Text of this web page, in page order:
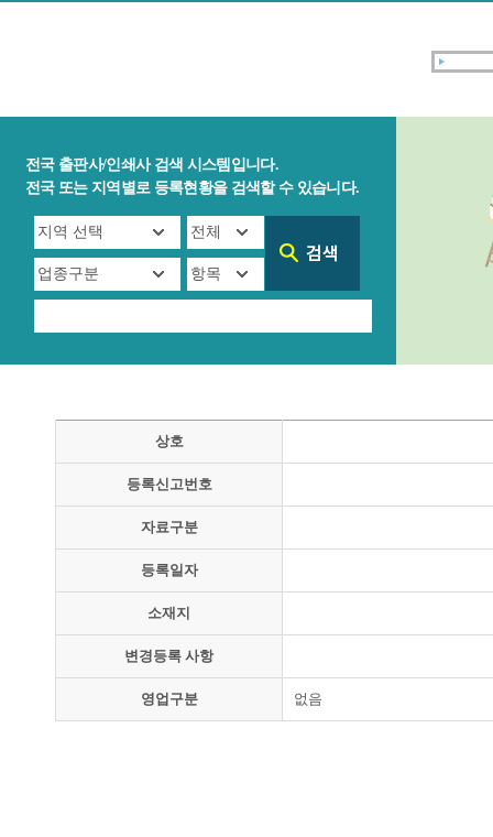
전국 출판사/인쇄사 검색 시스템입니다.
전국 또는 지역별로 등록현황을 검색할 수 있습니다.
상호
등록신고번호
자료구분
등록일자
소재지
변경등록 사항
영업구분 없음